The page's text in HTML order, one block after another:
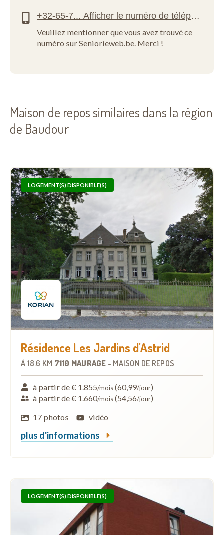
Veuillez mentionner que vous avez trouvé ce
numéro sur Seniorieweb.be. Merci !
Maison de repos similaires dans la région
de Baudour
LOGEMENT(S) DISPONIBLE(S)
Résidence Les Jardins d'Astrid
À 18.6 KM 7110 MAURAGE - MAISON DE REPOS
à partir de € 1.855/mois(60,99/jour)
à partir de € 1.660/mois(54,56/jour)
17 photos
vidéo
plus d'informations
LOGEMENT(S) DISPONIBLE(S)